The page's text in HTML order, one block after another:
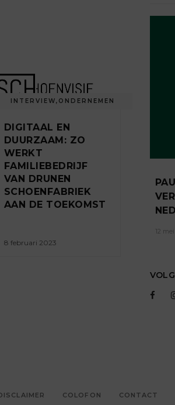
INTERVIEW, ONDERNEMEN
DIGITAAL EN
DUURZAAM: ZO
WERKT
FAMILIEBEDRIJF
VAN DRUNEN
SCHOENFABRIEK
AAN DE TOEKOMST
8 februari 2023
12
COLOFON CONTACT